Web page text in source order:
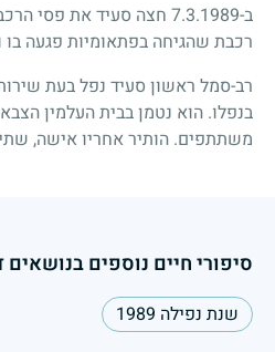
ב-7.3.1989 חצה סעיד את
רכבת שהגיחה בפתאומיות פגעה בו
רב-סמל ראשון סעיד נפל בעת
בנפלו. הוא נטמן בבית העלמין
משתתפים. הותיר אחריו אישה,
סיפורי חיים נוספים בנושאים
שנת נפילה 1989